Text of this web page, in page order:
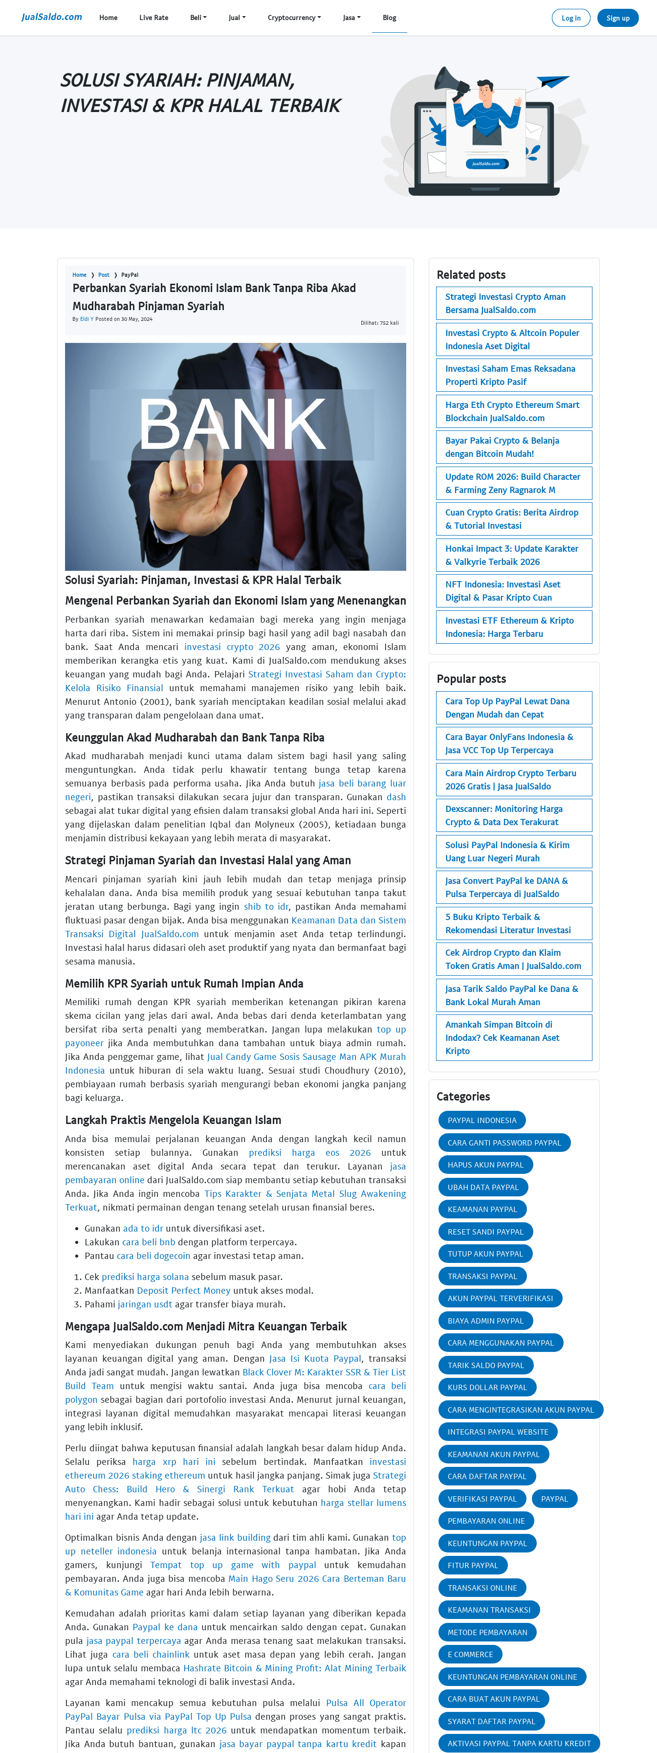
Home Live Rate Beli Jual Cryptocurrency Jasa Blog Log in Sign up
SOLUSI SYARIAH: PINJAMAN,
INVESTASI & KPR HALAL TERBAIK
Home Post PayPal
Perbankan Syariah Ekonomi Islam Bank Tanpa Riba Akad
Mudharabah Pinjaman Syariah
By Eldi Y Posted on 30 May, 2024
Dilihat: 752 kali
Solusi Syariah: Pinjaman, Investasi & KPR Halal Terbaik
Mengenal Perbankan Syariah dan Ekonomi Islam yang Menenangkan
Perbankan syariah menawarkan kedamaian bagi mereka yang ingin menjaga
harta dari riba. Sistem ini memakai prinsip bagi hasil yang adil bagi nasabah dan
bank. Saat Anda mencari investasi crypto 2026 yang aman, ekonomi Islam
memberikan kerangka etis yang kuat. Kami di JualSaldo.com mendukung akses
keuangan yang mudah bagi Anda. Pelajari Strategi Investasi Saham dan Crypto:
Kelola Risiko Finansial untuk memahami manajemen risiko yang lebih baik.
Menurut Antonio (2001), bank syariah menciptakan keadilan sosial melalui akad
yang transparan dalam pengelolaan dana umat.
Keunggulan Akad Mudharabah dan Bank Tanpa Riba
Akad mudharabah menjadi kunci utama dalam sistem bagi hasil yang saling
menguntungkan. Anda tidak perlu khawatir tentang bunga tetap karena
semuanya berbasis pada performa usaha. Jika Anda butuh jasa beli barang luar
negeri, pastikan transaksi dilakukan secara jujur dan transparan. Gunakan dash
sebagai alat tukar digital yang efisien dalam transaksi global Anda hari ini. Seperti
yang dijelaskan dalam penelitian Iqbal dan Molyneux (2005), ketiadaan bunga
menjamin distribusi kekayaan yang lebih merata di masyarakat.
Strategi Pinjaman Syariah dan Investasi Halal yang Aman
Mencari pinjaman syariah kini jauh lebih mudah dan tetap menjaga prinsip
kehalalan dana. Anda bisa memilih produk yang sesuai kebutuhan tanpa takut
jeratan utang berbunga. Bagi yang ingin shib to idr, pastikan Anda memahami
fluktuasi pasar dengan bijak. Anda bisa menggunakan Keamanan Data dan Sistem
Transaksi Digital JualSaldo.com untuk menjamin aset Anda tetap terlindungi.
Investasi halal harus didasari oleh aset produktif yang nyata dan bermanfaat bagi
sesama manusia.
Memilih KPR Syariah untuk Rumah Impian Anda
Memiliki rumah dengan KPR syariah memberikan ketenangan pikiran karena
skema cicilan yang jelas dari awal. Anda bebas dari denda keterlambatan yang
bersifat riba serta penalti yang memberatkan. Jangan lupa melakukan top up
payoneer jika Anda membutuhkan dana tambahan untuk biaya admin rumah.
Jika Anda penggemar game, lihat Jual Candy Game Sosis Sausage Man APK Murah
Indonesia untuk hiburan di sela waktu luang. Sesuai studi Choudhury (2010),
pembiayaan rumah berbasis syariah mengurangi beban ekonomi jangka panjang
bagi keluarga.
Langkah Praktis Mengelola Keuangan Islam
Anda bisa memulai perjalanan keuangan Anda dengan langkah kecil namun
konsisten setiap bulannya. Gunakan prediksi harga eos 2026 untuk
merencanakan aset digital Anda secara tepat dan terukur. Layanan jasa
pembayaran online dari JualSaldo.com siap membantu setiap kebutuhan transaksi
Anda. Jika Anda ingin mencoba Tips Karakter & Senjata Metal Slug Awakening
Terkuat, nikmati permainan dengan tenang setelah urusan finansial beres.
Gunakan ada to idr untuk diversifikasi aset.
Lakukan cara beli bnb dengan platform terpercaya.
Pantau cara beli dogecoin agar investasi tetap aman.
Cek prediksi harga solana sebelum masuk pasar.
Manfaatkan Deposit Perfect Money untuk akses modal.
Pahami jaringan usdt agar transfer biaya murah.
Mengapa JualSaldo.com Menjadi Mitra Keuangan Terbaik
Kami menyediakan dukungan penuh bagi Anda yang membutuhkan akses
layanan keuangan digital yang aman. Dengan Jasa Isi Kuota Paypal, transaksi
Anda jadi sangat mudah. Jangan lewatkan Black Clover M: Karakter SSR & Tier List
Build Team untuk mengisi waktu santai. Anda juga bisa mencoba cara beli
polygon sebagai bagian dari portofolio investasi Anda. Menurut jurnal keuangan,
integrasi layanan digital memudahkan masyarakat mencapai literasi keuangan
yang lebih inklusif.
Perlu diingat bahwa keputusan finansial adalah langkah besar dalam hidup Anda.
Selalu periksa harga xrp hari ini sebelum bertindak. Manfaatkan investasi
ethereum 2026 staking ethereum untuk hasil jangka panjang. Simak jugaStrategi
Auto Chess: Build Hero & Sinergi Rank Terkuat agar hobi Anda tetap
menyenangkan. Kami hadir sebagai solusi untuk kebutuhan harga stellar lumens
hari ini agar Anda tetap update.
Optimalkan bisnis Anda dengan jasa link buildingdari tim ahli kami. Gunakan top
up neteller indonesia untuk belanja internasional tanpa hambatan. Jika Anda
gamers, kunjungiTempat top up game with paypal untuk kemudahan
pembayaran. Anda juga bisa mencoba Main Hago Seru 2026 Cara Berteman Baru
& Komunitas Game agar hari Anda lebih berwarna.
Kemudahan adalah prioritas kami dalam setiap layanan yang diberikan kepada
Anda. Gunakan Paypal ke dana untuk mencairkan saldo dengan cepat. Gunakan
pula jasa paypal terpercaya agar Anda merasa tenang saat melakukan transaksi.
Lihat juga cara beli chainlink untuk aset masa depan yang lebih cerah. Jangan
lupa untuk selalu membaca Hashrate Bitcoin & Mining Profit: Alat Mining Terbaik
agar Anda memahami teknologi di balik investasi Anda.
Layanan kami mencakup semua kebutuhan pulsa melalui Pulsa All Operator
PayPal Bayar Pulsa via PayPal Top Up Pulsa dengan proses yang sangat praktis.
Pantau selalu prediksi harga ltc 2026 untuk mendapatkan momentum terbaik.
Jika Anda butuh bantuan, gunakan jasa bayar paypal tanpa kartu kredit kapan
Related posts
Strategi Investasi Crypto Aman
Bersama JualSaldo.com
Investasi Crypto & Altcoin Populer
Indonesia Aset Digital
Investasi Saham Emas Reksadana
Properti Kripto Pasif
Harga Eth Crypto Ethereum Smart
Blockchain JualSaldo.com
Bayar Pakai Crypto & Belanja
dengan Bitcoin Mudah!
Update ROM 2026: Build Character
& Farming Zeny Ragnarok M
Cuan Crypto Gratis: Berita Airdrop
& Tutorial Investasi
Honkai Impact 3: Update Karakter
& Valkyrie Terbaik 2026
NFT Indonesia: Investasi Aset
Digital & Pasar Kripto Cuan
Investasi ETF Ethereum & Kripto
Indonesia: Harga Terbaru
Popular posts
Cara Top Up PayPal Lewat Dana
Dengan Mudah dan Cepat
Cara Bayar OnlyFans Indonesia &
Jasa VCC Top Up Terpercaya
Cara Main Airdrop Crypto Terbaru
2026 Gratis | Jasa JualSaldo
Dexscanner: Monitoring Harga
Crypto & Data Dex Terakurat
Solusi PayPal Indonesia & Kirim
Uang Luar Negeri Murah
Jasa Convert PayPal ke DANA &
Pulsa Terpercaya di JualSaldo
5 Buku Kripto Terbaik &
Rekomendasi Literatur Investasi
Cek Airdrop Crypto dan Klaim
Token Gratis Aman | JualSaldo.com
Jasa Tarik Saldo PayPal ke Dana &
Bank Lokal Murah Aman
Amankah Simpan Bitcoin di
Indodax? Cek Keamanan Aset
Kripto
Categories
PAYPAL INDONESIA
CARA GANTI PASSWORD PAYPAL
HAPUS AKUN PAYPAL
UBAH DATA PAYPAL
KEAMANAN PAYPAL
RESET SANDI PAYPAL
TUTUP AKUN PAYPAL
TRANSAKSI PAYPAL
AKUN PAYPAL TERVERIFIKASI
BIAYA ADMIN PAYPAL
CARA MENGGUNAKAN PAYPAL
TARIK SALDO PAYPAL
KURS DOLLAR PAYPAL
CARA MENGINTEGRASIKAN AKUN PAYPAL
INTEGRASI PAYPAL WEBSITE
KEAMANAN AKUN PAYPAL
CARA DAFTAR PAYPAL
VERIFIKASI PAYPAL PAYPAL
PEMBAYARAN ONLINE
KEUNTUNGAN PAYPAL
FITUR PAYPAL
TRANSAKSI ONLINE
KEAMANAN TRANSAKSI
METODE PEMBAYARAN
E COMMERCE
KEUNTUNGAN PEMBAYARAN ONLINE
CARA BUAT AKUN PAYPAL
SYARAT DAFTAR PAYPAL
AKTIVASI PAYPAL TANPA KARTU KREDIT